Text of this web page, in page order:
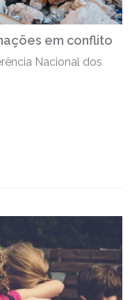
em conflito
Nacional dos